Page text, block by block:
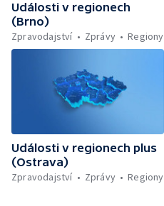
Události v regionech
(Brno)
Zpravodajství
Zprávy Regiony
Události v regionech plus
(Ostrava)
Zpravodajství
Zprávy Regiony